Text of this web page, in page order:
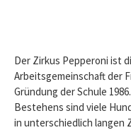
Der Zirkus Pepperoni ist
Arbeitsgemeinschaft der
Gründung der Schule
Bestehens sind viele
in unterschiedlich langen